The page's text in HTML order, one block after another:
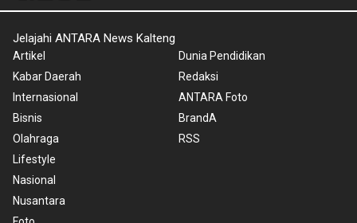
Jelajahi ANTARA News Kalteng
Artikel
Kabar Daerah
Internasional
Bisnis
Olahraga
Lifestyle
Nasional
Nusantara
Dunia Pendidikan
Redaksi
ANTARA Foto
BrandA
RSS